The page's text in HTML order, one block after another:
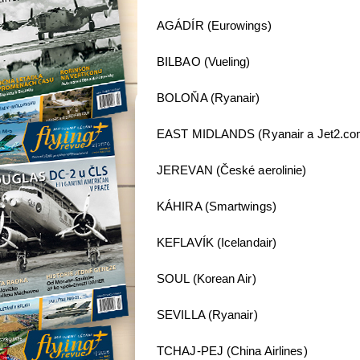
AGÁDÍR (Eurowings)
BILBAO (Vueling)
BOLOŇA (Ryanair)
EAST MIDLANDS (Ryanair a
JEREVAN (České aerolinie)
KÁHIRA (Smartwings)
KEFLAVÍK (Icelandair)
SOUL (Korean Air)
SEVILLA (Ryanair)
TCHAJ-PEJ (China Airlines)